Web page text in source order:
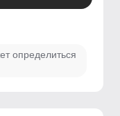
определиться